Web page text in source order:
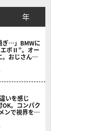
年
ぎ…」BMWに
ボⅡ”。オー
。おじさん達
いを感じ
。コンパク
ンで視界を確
ール］